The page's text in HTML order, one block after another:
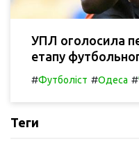
УПЛ оголосила
етапу
#Футболіст #Одеса #
Теги